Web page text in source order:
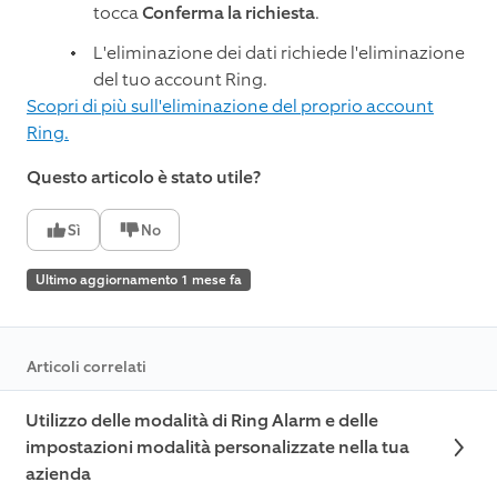
toccaConferma la richiesta.
L'eliminazione dei dati richiede l'eliminazione
del tuo account Ring.
Scopri di più sull'eliminazione del proprio account
Ring.
Questo articolo è stato utile?
Sì No
Ultimo aggiornamento 1 mese fa
Articoli correlati
Utilizzo delle modalità di Ring Alarm e delle
impostazioni modalità personalizzate nella tua
azienda